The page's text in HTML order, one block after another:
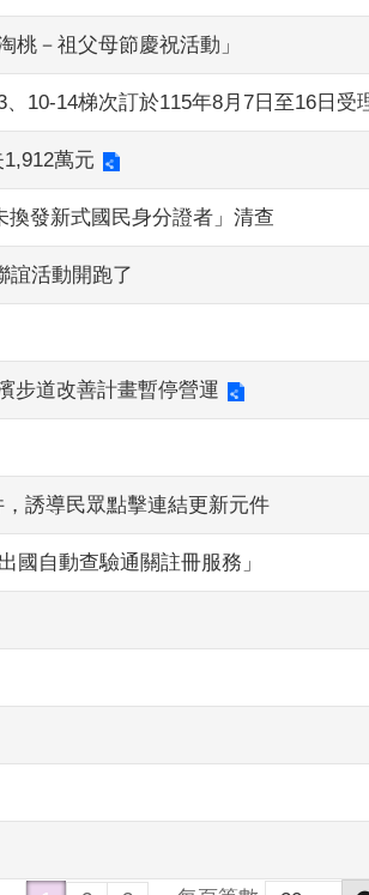
桃－祖父母節慶祝活動」
10-14梯次訂於115年8月7日至16日受
萬元
換發新式國民身分證者」清查
誼活動開跑了
步道改善計畫暫停營運
誘導民眾點擊連結更新元件
國自動查驗通關註冊服務」